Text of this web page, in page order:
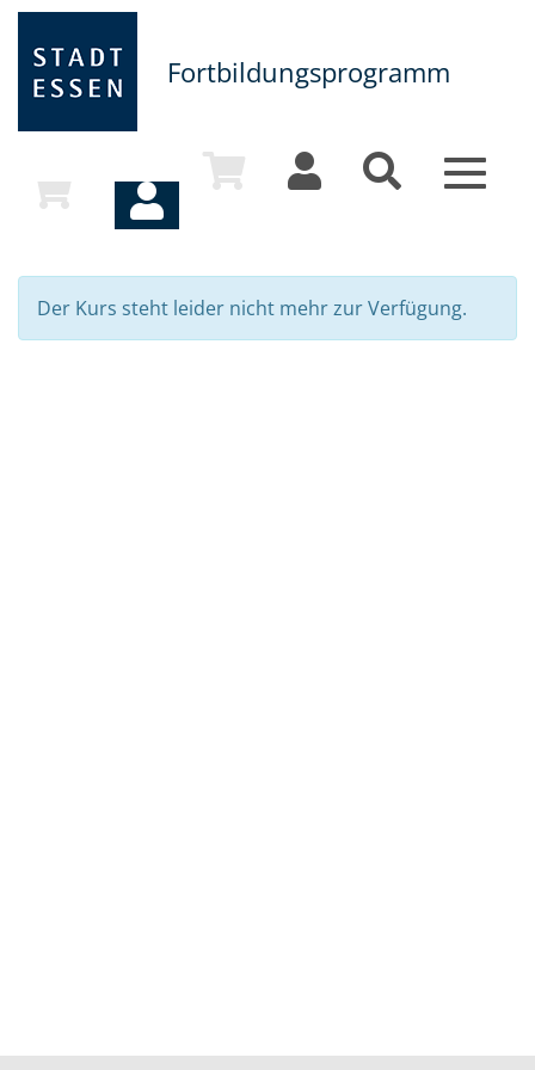
Fortbildungsprogramm
Toggle
Der Kurs steht leider nicht mehr zur Verfügung.